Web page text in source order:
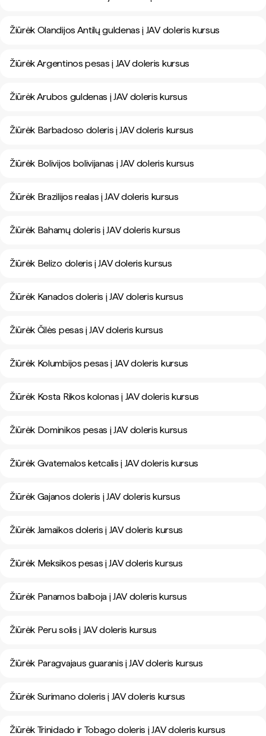
Žiūrėk Olandijos Antilų guldenas į JAV doleris kursus
Žiūrėk Argentinos pesas į JAV doleris kursus
Žiūrėk Arubos guldenas į JAV doleris kursus
Žiūrėk Barbadoso doleris į JAV doleris kursus
Žiūrėk Bolivijos bolivijanas į JAV doleris kursus
Žiūrėk Brazilijos realas į JAV doleris kursus
Žiūrėk Bahamų doleris į JAV doleris kursus
Žiūrėk Belizo doleris į JAV doleris kursus
Žiūrėk Kanados doleris į JAV doleris kursus
Žiūrėk Čilės pesas į JAV doleris kursus
Žiūrėk Kolumbijos pesas į JAV doleris kursus
Žiūrėk Kosta Rikos kolonas į JAV doleris kursus
Žiūrėk Dominikos pesas į JAV doleris kursus
Žiūrėk Gvatemalos ketcalis į JAV doleris kursus
Žiūrėk Gajanos doleris į JAV doleris kursus
Žiūrėk Jamaikos doleris į JAV doleris kursus
Žiūrėk Meksikos pesas į JAV doleris kursus
Žiūrėk Panamos balboja į JAV doleris kursus
Žiūrėk Peru solis į JAV doleris kursus
Žiūrėk Paragvajaus guaranis į JAV doleris kursus
Žiūrėk Surimano doleris į JAV doleris kursus
Žiūrėk Trinidado ir Tobago doleris į JAV doleris kursus